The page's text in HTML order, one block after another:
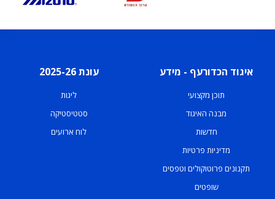
איגוד הכדורעף - מידע
תוכן מקצועי
מבנה האיגוד
חדשות
מדיניות פרטיות
תקנונים פרוטוקולים וטפסים
שופטים
עונת 2025-26
ליגות
סטטיסטיקה
לוח ארועים